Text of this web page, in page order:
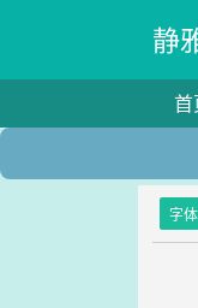
静
首
字体